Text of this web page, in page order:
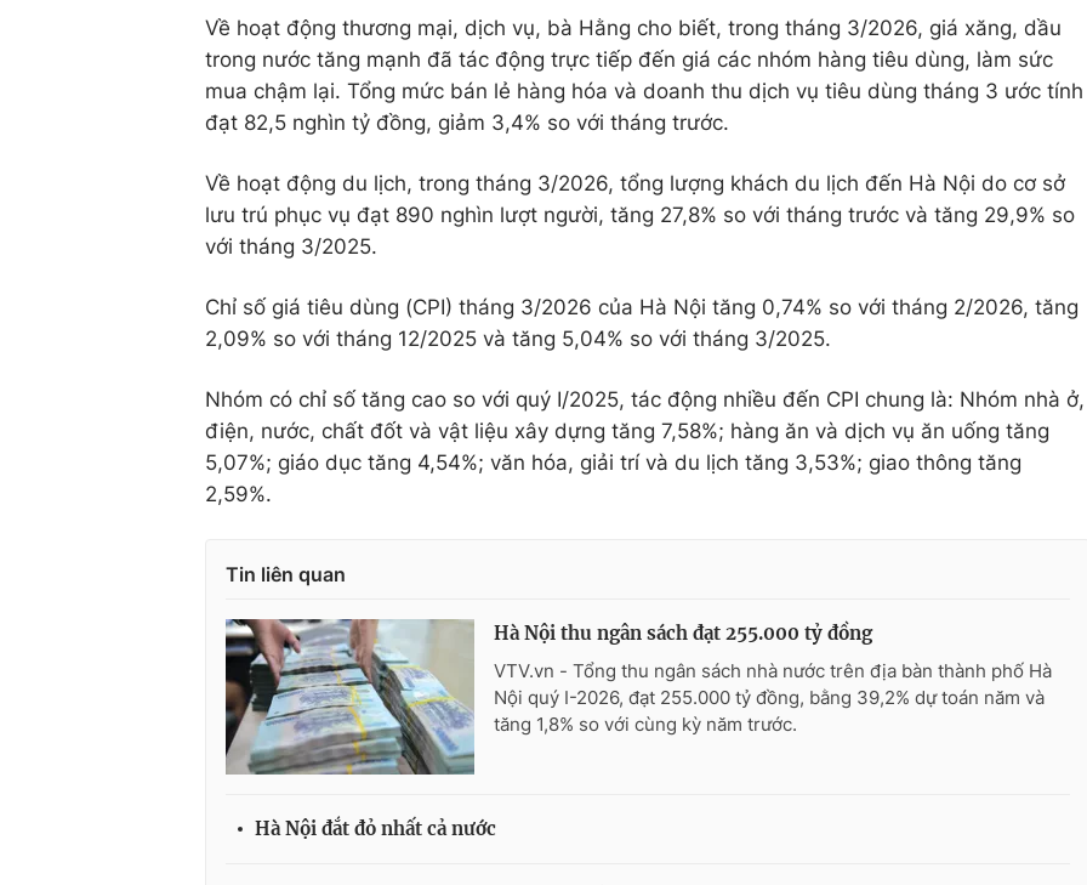
Về hoạt động thương mại, dịch vụ, bà Hằng cho biết, trong tháng 3/2026, giá xăng, dầu
trong nước tăng mạnh đã tác động trực tiếp đến giá các nhóm hàng tiêu dùng, làm sức
mua chậm lại. Tổng mức bán lẻ hàng hóa và doanh thu dịch vụ tiêu dùng tháng 3 ước tính
đạt 82,5 nghìn tỷ đồng, giảm 3,4% so với tháng trước.
Về hoạt động du lịch, trong tháng 3/2026, tổng lượng khách du lịch đến Hà Nội do cơ sở
lưu trú phục vụ đạt 890 nghìn lượt người, tăng 27,8% so với tháng trước và tăng 29,9% so
với tháng 3/2025.
Chỉ số giá tiêu dùng (CPI) tháng 3/2026 của Hà Nội tăng 0,74% so với tháng 2/2026, tăng
2,09% so với tháng 12/2025 và tăng 5,04% so với tháng 3/2025.
Nhóm có chỉ số tăng cao so với quý I/2025, tác động nhiều đến CPI chung là: Nhóm nhà ở,
điện, nước, chất đốt và vật liệu xây dựng tăng 7,58%; hàng ăn và dịch vụ ăn uống tăng
5,07%; giáo dục tăng 4,54%; văn hóa, giải trí và du lịch tăng 3,53%; giao thông tăng
2,59%.
Tin liên quan
Hà Nội thu ngân sách đạt 255.000 tỷ đồng
VTV.vn - Tổng thu ngân sách nhà nước trên địa bàn thành phố Hà
Nội quý I-2026, đạt 255.000 tỷ đồng, bằng 39,2% dự toán năm và
tăng 1,8% so với cùng kỳ năm trước.
Hà Nội đắt đỏ nhất cả nước